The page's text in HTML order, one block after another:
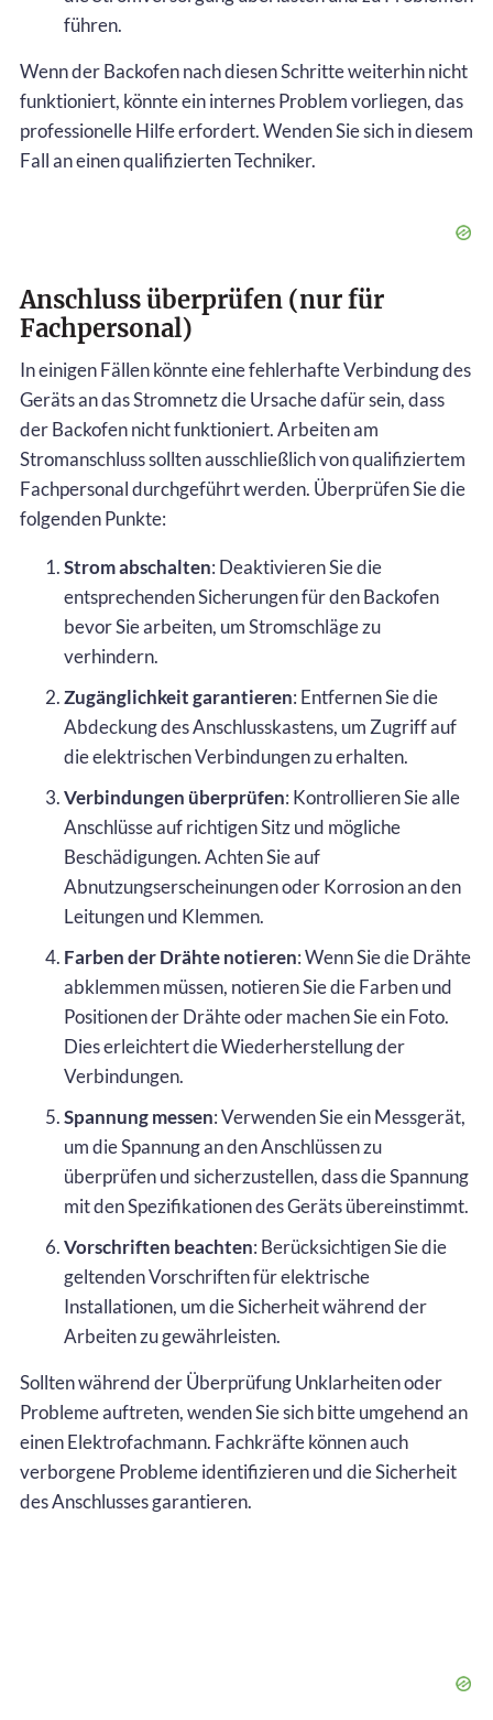
führen.
Wenn der Backofen nach diesen Schritte weiterhin nicht
funktioniert, könnte ein internes Problem vorliegen, das
professionelle Hilfe erfordert. Wenden Sie sich in diesem
Fall an einen qualifizierten Techniker.
Anschluss überprüfen (nur für
Fachpersonal)
In einigen Fällen könnte eine fehlerhafte Verbindung des
Geräts an das Stromnetz die Ursache dafür sein, dass
der Backofen nicht funktioniert. Arbeiten am
Stromanschluss sollten ausschließlich von qualifiziertem
Fachpersonal durchgeführt werden. Überprüfen Sie die
folgenden Punkte:
Strom abschalten: Deaktivieren Sie die
entsprechenden Sicherungen für den Backofen
bevor Sie arbeiten, um Stromschläge zu
verhindern.
Zugänglichkeit garantieren: Entfernen Sie die
Abdeckung des Anschlusskastens, um Zugriff auf
die elektrischen Verbindungen zu erhalten.
Verbindungen überprüfen: Kontrollieren Sie alle
Anschlüsse auf richtigen Sitz und mögliche
Beschädigungen. Achten Sie auf
Abnutzungserscheinungen oder Korrosion an den
Leitungen und Klemmen.
Farben der Drähte notieren: Wenn Sie die Drähte
abklemmen müssen, notieren Sie die Farben und
Positionen der Drähte oder machen Sie ein Foto.
Dies erleichtert die Wiederherstellung der
Verbindungen.
Spannung messen: Verwenden Sie ein Messgerät,
um die Spannung an den Anschlüssen zu
überprüfen und sicherzustellen, dass die Spannung
mit den Spezifikationen des Geräts übereinstimmt.
Vorschriften beachten: Berücksichtigen Sie die
geltenden Vorschriften für elektrische
Installationen, um die Sicherheit während der
Arbeiten zu gewährleisten.
Sollten während der Überprüfung Unklarheiten oder
Probleme auftreten, wenden Sie sich bitte umgehend an
einen Elektrofachmann. Fachkräfte können auch
verborgene Probleme identifizieren und die Sicherheit
des Anschlusses garantieren.